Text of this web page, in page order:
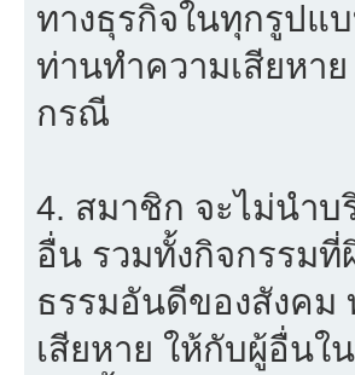
ทางธุรกิจในทุกรูปแ
ท่านทำความเสียหา
กรณี
4. สมาชิก จะไม่นำบ
อื่น รวมทั้งกิจกรรม
ธรรมอันดีของสังคม
เสียหาย ให้กับผู้อื่นใ